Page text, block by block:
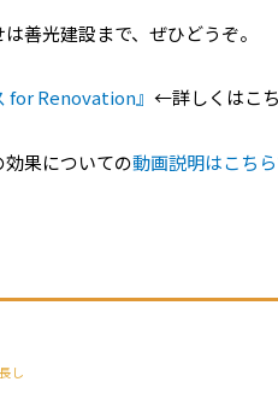
善光建設まで、ぜひどうぞ。
for Renovation』 ←詳しくはこち
果についての動画説明はこちら
し